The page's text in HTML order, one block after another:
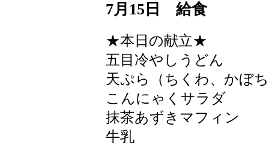
7月15日 給食
★本日の献立★
五目冷やしうどん
天ぷら（ちくわ、かぼ
こんにゃくサラダ
抹茶あずきマフィン
牛乳